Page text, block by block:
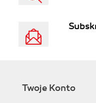
Twoje Konto